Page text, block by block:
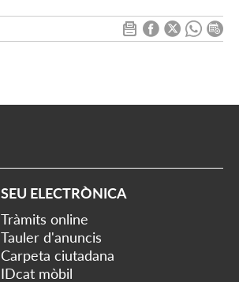
SEU ELECTRÒNICA
Tràmits online
Tauler d'anuncis
Carpeta ciutadana
IDcat mòbil